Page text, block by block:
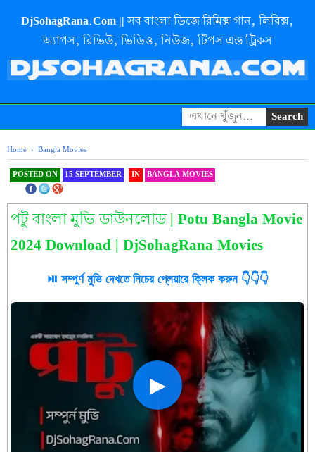
DjSohagRana.Com || সব বাংলা ডিজে রিমিক্স গান, লিরিক্স,
অ্যাপস, রিভিউ, ভিডিও, নিউজ, টিপস এন্ড ট্রিকস
Home › Bangla Movies
POSTED ON 15 SEPTEMBER IN BANGLA MOVIES
পটু বাংলা মুভি ডাউনলোড | Potu Bangla Movie
2024 Download | DjSohagRana Movies
⏯️ সম্পুর্ণ মুভি দেখতে নিচের প্লেয়ারে ক্লিক করুন 👇👇👇
▶